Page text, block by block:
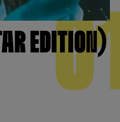
EDITION)